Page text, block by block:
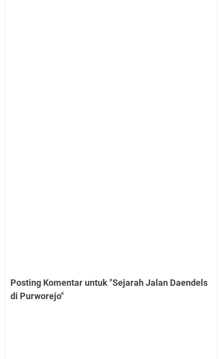
Posting Komentar untuk "Sejarah Jalan Daendels
di Purworejo"